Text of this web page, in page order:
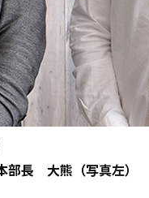
長 大熊（写真左）